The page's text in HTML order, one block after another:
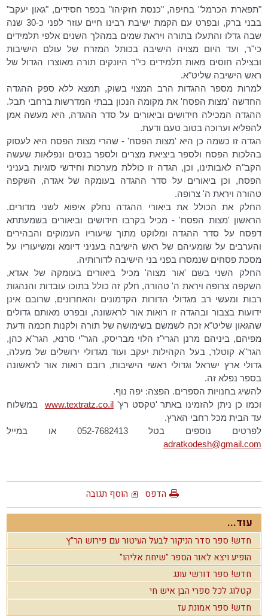
"תפארת הכרמל" בחיפה, "כנסת חזקיהו" בכפר חסידים, "גאון יעקב"
בבני ברק, ובפרט עם הקמת ישיבת רבינו חיים עוזר לפני כ-30 שנה
שבה גדלו והתעלו בתורה ויראת שמים במהלך השנים אלפי תלמידים
כי"ר, ועד היום מצויה הישיבה בכותל המזרח של עולם הישיבות
ובצילה חוסים מאות תלמידים כי"ר היונקים תורה מאוצרו הגדול של
ראש הישיבה שליט"א.
למרות מספר ההגדות הרב המצוי בשוק, תמצא ללא ספק ההגדה
החדשה 'מצות הפסח' את מקומה הנכון בבתי המדרשות ברחבי תבל.
ההגדה המכילה חידושים וביאורים על סדר ההגדה, היא מעשה אמן
להפליא וערוכה בטוב טעם ודעת.
הגדה זו כשמה כן היא 'מצות הפסח' - שהרי מצות הפסח היא לעסוק
בהלכות הפסח ולספר ביציאת מצרים ולספר בנסים ונפלאות שעשה
הקב"ה לאבותינו, וכן, הגדה זו כוללת מערכות וחידשי סוגיות בעניני
הפסח, וכן ביאורים על סדר ההגדה בעומקה של אגדה, השקפה
טהורה ויראת ה' צרופה.
החלק את הכולל את ביאורי ההגדה נחלק איפוא לשני מדורים.
הראשון 'מצות הפסח' - מכיל בקרבו חידושים וביאורים בשמעתתא
דפסח על סדר ההגדה ומלוקט מתוך שיעוריו העמוקים והבהירים
והערבים על שומעיהם של ראש הישיבה בעניני דיומא ומשיעוריו על
מסכת פסחים שנמסרו בפני בני הישיבה לדורותיה.
החלק השני בשם 'אור מצוה' מכיל ביאורים בעומקה של אגדא,
השקפה צרופה ויראת ה' טהורה, חלק זה כולל בתוכו עובדות והנהגות
רבות ומעשי רב מגדולי הדורות הקדמונים והאחרונים, שרובם אינן
ידועות בצבור ובהגדה זו רואות אור לראשונה, ובפרט מאותם גדולים
שהגאון שליט"א זכה לשמשם בשימושה של תורה ולקנות חכמה ודעת
מפיהם, ביניהם מרנן הגרי"ז הלוי מבריסק, הגר"י סרנא, הגר"א כהן,
הגר"א קוטלר, בעל הקהילות יעקב ועוד מגדולי ירושלים של מעלה,
גדולי ארץ ישראל וגדולי ראשי הישיבות, רובם רואות אור לראשונה
בספר נפלא זה.
להשיג בחנויות הספרים. הפצה: יפה נוף.
וכמו כן ניתן להזמינו באתר 'טקסט רץ'www.textratz.co.il במשלוח
עד הבית מכל רחבי הארץ.
לפרטים נוספים בטל 052-7682413 או במייל
adratkodesh@gmail.com
הדפס הוסף תגובה
עוד...
חדש! ספר סדר הניקור לבעל העיטור עם פירוש הר"ץ
הופיע ויצא לאור הספר "שיחת אליהו"
חדש! ספר דורשי עונג
קטלוג לכל ספרי הבן איש חי
חדש! ספר אמונת עז